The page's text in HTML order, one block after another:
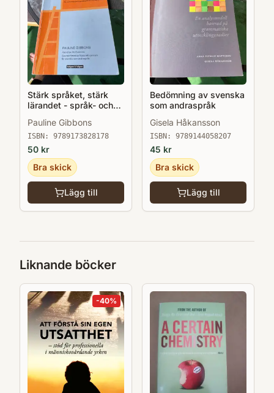
Stärk språket, stärk
lärandet - språk- och
arbetssätt för och med
andraspråkselever i
klassrummet
Pauline Gibbons
ISBN: 9789173828178
50 kr
Bra skick
Lägg till
Bedömning av svenska
som andraspråk
Gisela Håkansson
ISBN: 9789144058207
45 kr
Bra skick
Lägg till
Liknande böcker
-40%